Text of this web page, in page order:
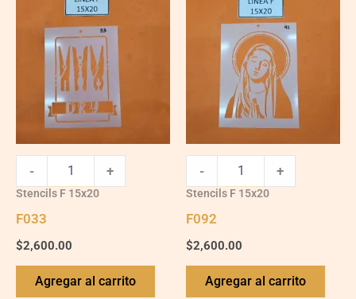
- +
Stencils F 15x20
F033
$2,600.00
Agregar al carrito
- +
Stencils F 15x20
F092
$2,600.00
Agregar al carrito